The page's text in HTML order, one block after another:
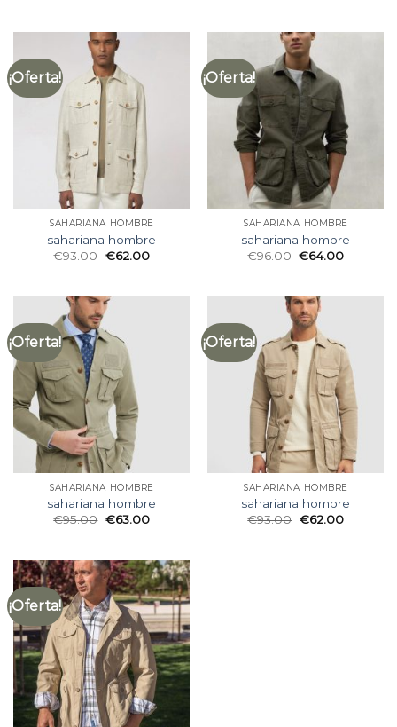
¡Oferta!
SAHARIANA HOMBRE
sahariana hombre
€93.00 €62.00
¡Oferta!
SAHARIANA HOMBRE
sahariana hombre
€96.00 €64.00
¡Oferta!
SAHARIANA HOMBRE
sahariana hombre
€95.00 €63.00
¡Oferta!
SAHARIANA HOMBRE
sahariana hombre
€93.00 €62.00
¡Oferta!